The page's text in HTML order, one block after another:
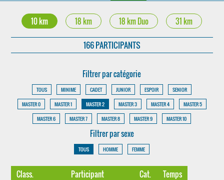
10 km 18 km 18 km Duo 31 km
166 PARTICIPANTS
Filtrer par catégorie
TOUS MINIME CADET JUNIOR ESPOIR
SENIOR
MASTER 0
MASTER 1 MASTER 2 MASTER 3 MASTER 4
MASTER 5
MASTER 6
MASTER 7 MASTER 8 MASTER 9 MASTER 10
Filtrer par sexe
TOUS HOMME FEMME
Class. Participant Cat. Temps